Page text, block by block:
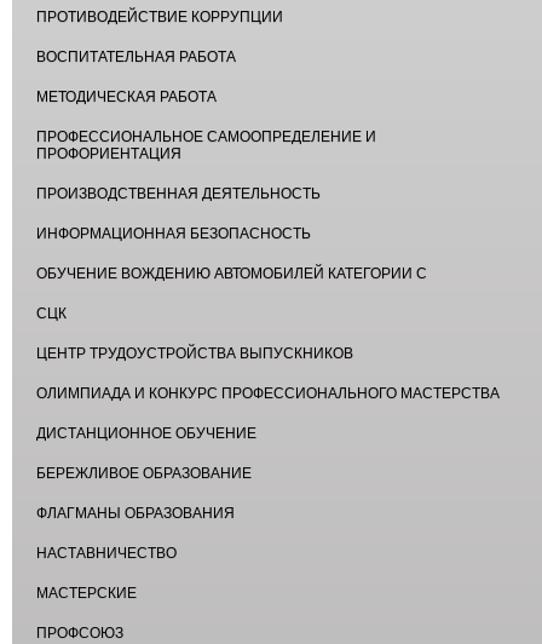
ПРОТИВОДЕЙСТВИЕ КОРРУПЦИИ
ВОСПИТАТЕЛЬНАЯ РАБОТА
МЕТОДИЧЕСКАЯ РАБОТА
ПРОФЕССИОНАЛЬНОЕ САМООПРЕДЕЛЕНИЕ И
ПРОФОРИЕНТАЦИЯ
ПРОИЗВОДСТВЕННАЯ ДЕЯТЕЛЬНОСТЬ
ИНФОРМАЦИОННАЯ БЕЗОПАСНОСТЬ
ОБУЧЕНИЕ ВОЖДЕНИЮ АВТОМОБИЛЕЙ КАТЕГОРИИ С
СЦК
ЦЕНТР ТРУДОУСТРОЙСТВА ВЫПУСКНИКОВ
ОЛИМПИАДА И КОНКУРС ПРОФЕССИОНАЛЬНОГО МАСТЕРСТВА
ДИСТАНЦИОННОЕ ОБУЧЕНИЕ
БЕРЕЖЛИВОЕ ОБРАЗОВАНИЕ
ФЛАГМАНЫ ОБРАЗОВАНИЯ
НАСТАВНИЧЕСТВО
МАСТЕРСКИЕ
ПРОФСОЮЗ